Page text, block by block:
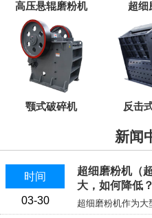
高压悬辊磨粉机 超细
颚式破碎机 反击
新闻
时间
03-30
超细磨粉机（
大，如何降低？
超细磨粉机作为